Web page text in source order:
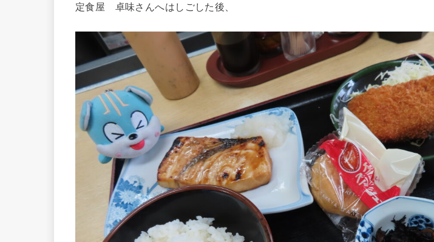
定食屋 卓味さんへはしごした後、